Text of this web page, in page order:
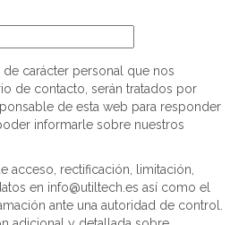
carácter personal que nos
de contacto, serán tratados por
de esta web para responder
informarle sobre nuestros
acceso, rectificación, limitación,
en info@utiltech.es así como el
ante una autoridad de control.